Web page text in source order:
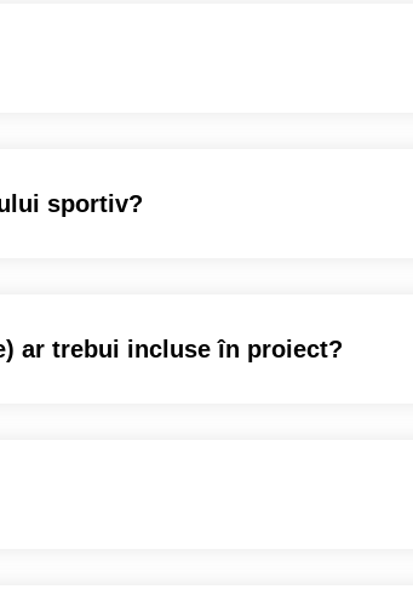
sportiv?
ar trebui incluse în proiect?